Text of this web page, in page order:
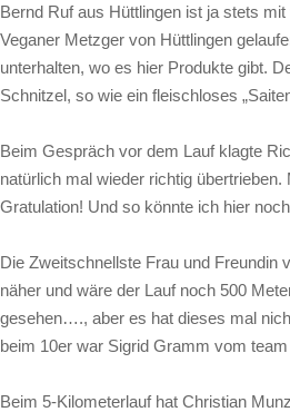
Bernd Ruf aus Hüttlingen ist ja stets
Veganer Metzger von Hüttlingen
unterhalten, wo es hier Produkte gibt.
Schnitzel, so wie ein fleischloses
Beim Gespräch vor dem Lauf klagte
natürlich mal wieder richtig
Gratulation! Und so könnte ich hier
Die Zweitschnellste Frau und Freundin
näher und wäre der Lauf noch 500
gesehen…., aber es hat dieses mal
beim 10er war Sigrid Gramm vom
Beim 5-Kilometerlauf hat Christian